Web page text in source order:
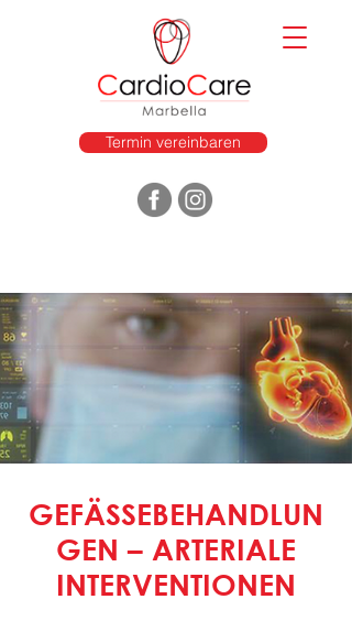
Termin vereinbaren
GEFÄSSEBEHANDLUN
GEN – ARTERIALE
INTERVENTIONEN